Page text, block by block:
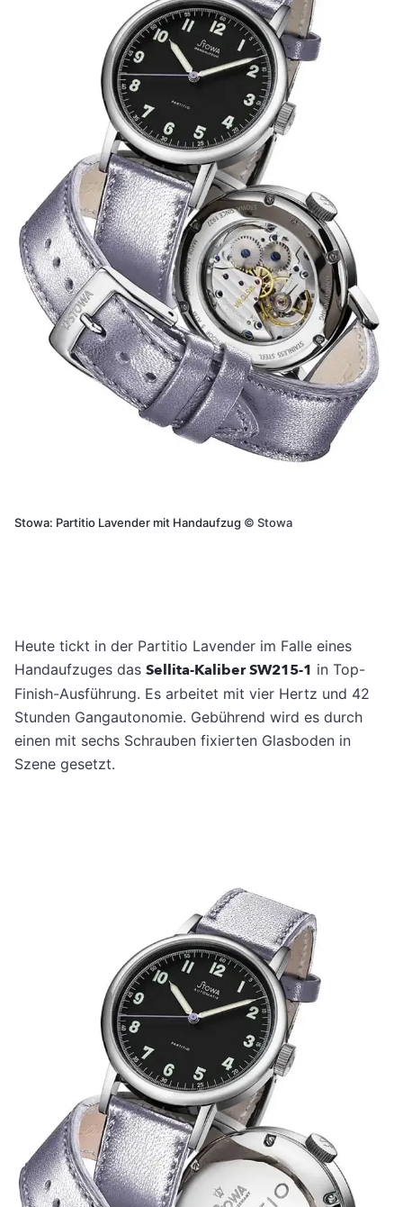
Stowa: Partitio Lavender mit Handaufzug © Stowa
Heute tickt in der Partitio Lavender im Falle eines
Handaufzuges das Sellita-Kaliber SW215-1 in Top-
Finish-Ausführung. Es arbeitet mit vier Hertz und 42
Stunden Gangautonomie. Gebührend wird es durch
einen mit sechs Schrauben fixierten Glasboden in
Szene gesetzt.